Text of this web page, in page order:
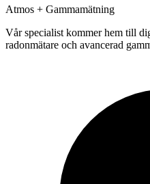
Atmos + Gammamätning
Vår specialist kommer hem till
radonmätare och avancerad